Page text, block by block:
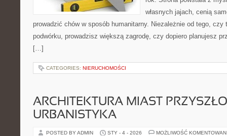
własnych jajach, cenią
prowadzić chów w sposób humanitarny. Niezależnie od tego,
podwórku, prowadzisz większą zagrodę, czy dopiero planujesz
[…]
CATEGORIES: NIERUCHOMOŚCI
ARCHITEKTURA MIAST
URBANISTYKA
POSTED BY ADMIN STY - 4 - 2026 MOŻLIWOŚĆ